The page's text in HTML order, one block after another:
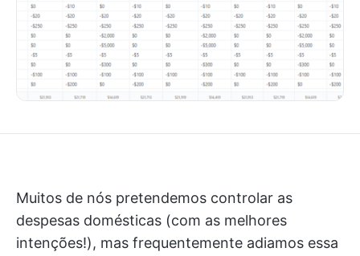
Muitos de nós pretendemos controlar as
despesas domésticas (com as melhores
intenções!), mas frequentemente adiamos essa